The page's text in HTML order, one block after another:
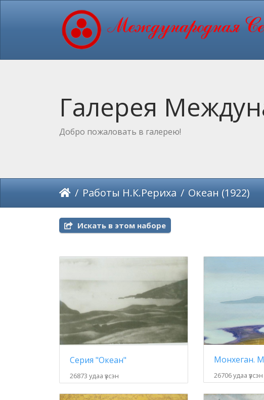
Галерея
Добро пожаловать в галерею!
Работы Н.К.Рериха Океан (1922)
Искать в этом наборе
Серия "Океан"
26873 удаа үзсэн 26706 удаа үзсэн